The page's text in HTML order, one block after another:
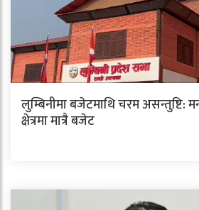
लुम्बिनीमा बजेटमाथि चरम असन्तुष्टि:
क्षेत्रमा मात्रै बजेट